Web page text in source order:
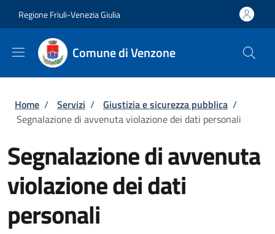
Regione Friuli-Venezia Giulia
Comune di Venzone
Briciole di pane
Home / Servizi / Giustizia e sicurezza pubblica /
Segnalazione di avvenuta violazione dei dati personali
Segnalazione di avvenuta
violazione dei dati
personali